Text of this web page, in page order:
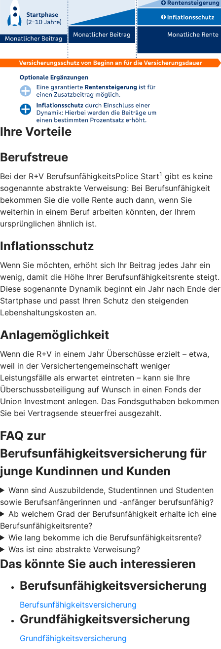
Ihre Vorteile
Berufstreue
Bei der R+V BerufsunfähigkeitsPolice Start1 gibt es keine
sogenannte abstrakte Verweisung: Bei Berufsunfähigkeit
bekommen Sie die volle Rente auch dann, wenn Sie
weiterhin in einem Beruf arbeiten könnten, der Ihrem
ursprünglichen ähnlich ist.
Inflationsschutz
Wenn Sie möchten, erhöht sich Ihr Beitrag jedes Jahr ein
wenig, damit die Höhe Ihrer Berufsunfähigkeitsrente steigt.
Diese sogenannte Dynamik beginnt ein Jahr nach Ende der
Startphase und passt Ihren Schutz den steigenden
Lebenshaltungskosten an.
Anlagemöglichkeit
Wenn die R+V in einem Jahr Überschüsse erzielt – etwa,
weil in der Versichertengemeinschaft weniger
Leistungsfälle als erwartet eintreten – kann sie Ihre
Überschussbeteiligung auf Wunsch in einen Fonds der
Union Investment anlegen. Das Fondsguthaben bekommen
Sie bei Vertragsende steuerfrei ausgezahlt.
FAQ zur
Berufsunfähigkeitsversicherung für
junge Kundinnen und Kunden
Wann sind Auszubildende, Studentinnen und Studenten
sowie Berufsanfängerinnen und -anfänger berufsunfähig?
Ab welchem Grad der Berufsunfähigkeit erhalte ich eine
Berufsunfähigkeitsrente?
Wie lang bekomme ich die Berufsunfähigkeitsrente?
Was ist eine abstrakte Verweisung?
Das könnte Sie auch interessieren
Berufsunfähigkeitsversicherung
Berufsunfähigkeitsversicherung
Grundfähigkeitsversicherung
Grundfähigkeitsversicherung